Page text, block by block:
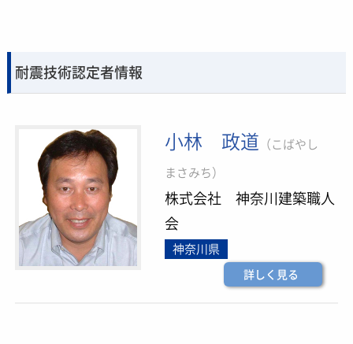
耐震技術認定者情報
小林 政道 （こばやし
まさみち）
株式会社 神奈川建築職人
会
神奈川県
詳しく見る